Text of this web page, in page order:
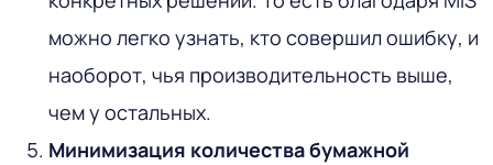
можно легко узнать, кто совершил ошибку, и
наоборот, чья производительность выше,
чем у остальных.
Минимизация количества бумажной